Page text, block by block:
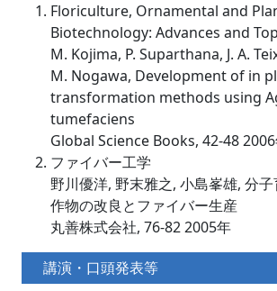
Floriculture, Ornamental and
Biotechnology: Advances and
M. Kojima, P. Suparthana, J. A.
M. Nogawa, Development of in
transformation methods using
tumefaciens
Global Science Books, 42-48
ファイバー工学
野川優洋, 野末雅之, 小島峯雄, 分
作物の改良とファイバー生産
丸善株式会社, 76-82 2005年
講演・口頭発表等